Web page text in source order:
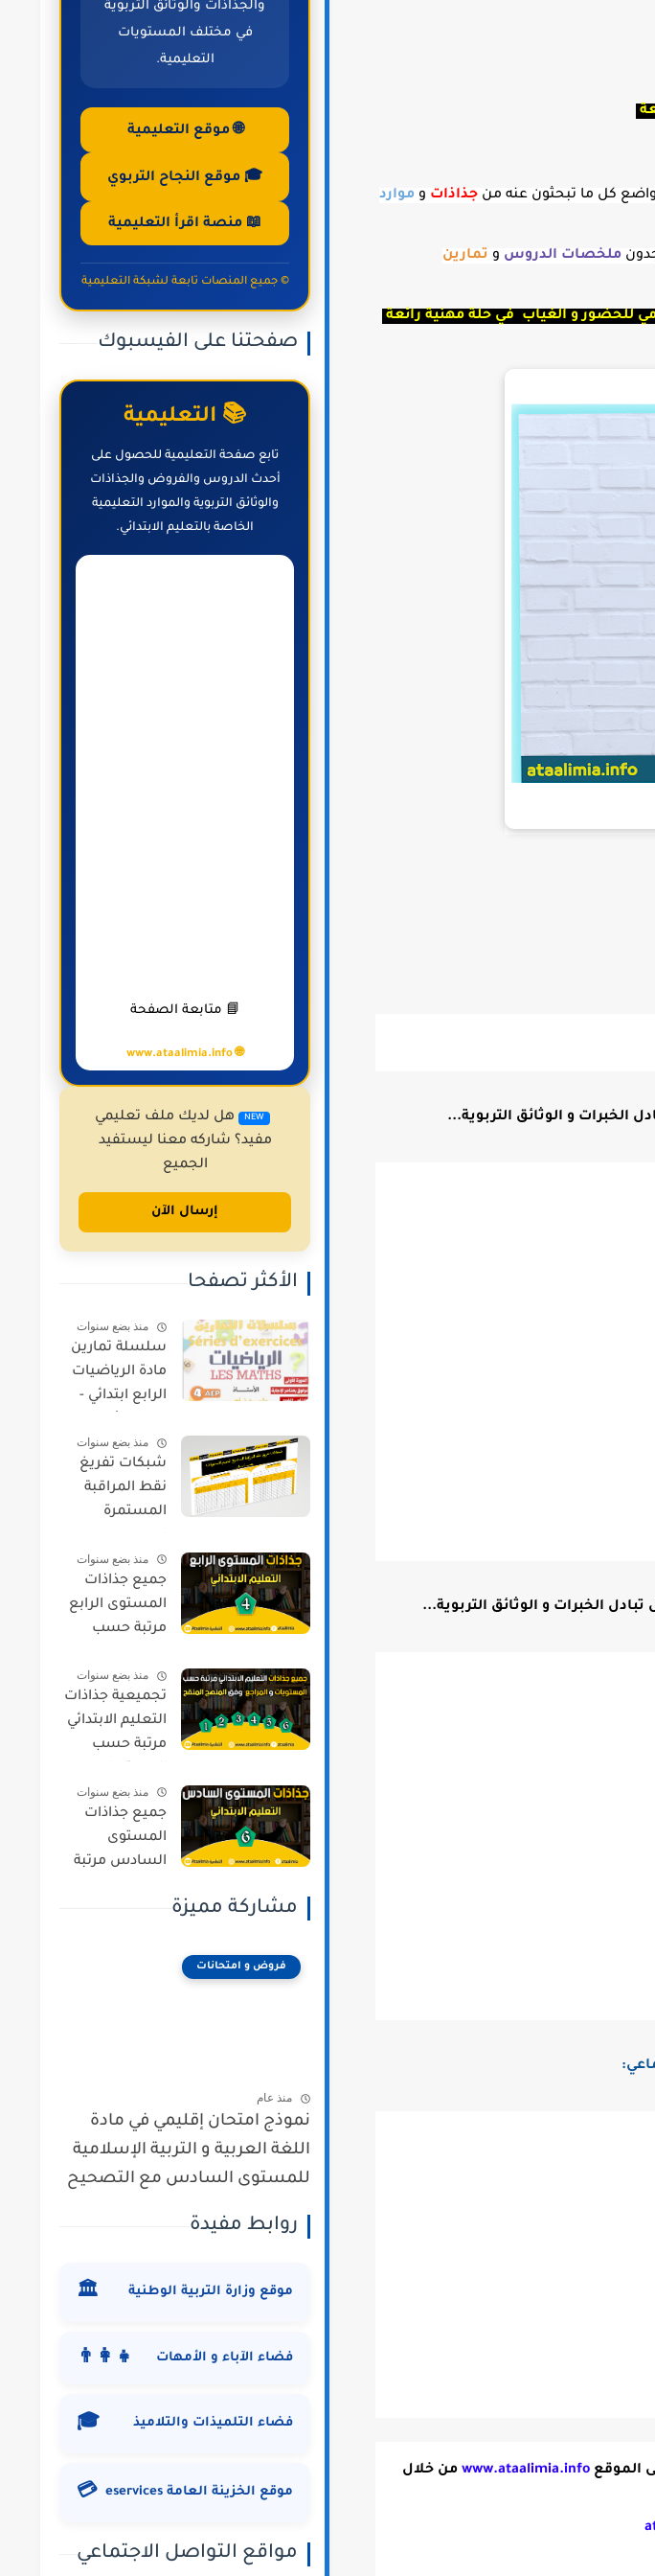
كل ما تبحثون عنه من جذاذات و موارد
ملخصات الدروس و تمارين
للحضور و الغياب في حلة مهنية رائعة
الخبرات و الوثائق التربوية...
الخبرات و الوثائق التربوية...
الموقع www.ataalimia.info من خلال
والجذاذات والوثائق التربوية
في مختلف المستويات
التعليمية.
🌐 موقع التعليمية
🎓 موقع النجاح التربوي
📖 منصة اقرأ التعليمية
© جميع المنصات تابعة لشبكة التعليمية
صفحتنا على الفيسبوك
📚 التعليمية
تابع صفحة التعليمية للحصول على
أحدث الدروس والفروض والجذاذات
والوثائق التربوية والموارد التعليمية
الخاصة بالتعليم الابتدائي.
📘 متابعة الصفحة
🌐 www.ataalimia.info
NEW
هل لديك ملف تعليمي
مفيد؟ شاركه معنا ليستفيد
الجميع
إرسال الآن
الأكثر تصفحا
منذ بضع سنوات
سلسلة تمارين
مادة الرياضيات
الرابع ابتدائي -
منذ بضع سنوات
شبكات تفريغ
نقط المراقبة
المستمرة
المستويات
حسب مسار
منذ بضع سنوات
جميع جذاذات
المستوى الرابع
مرتبة حسب
2021/2022
منذ بضع سنوات
تجميعية جذاذات
التعليم الابتدائي
مرتبة حسب
المراجع وفق
المنهج المنقح
منذ بضع سنوات
جميع جذاذات
المستوى
السادس مرتبة
مشاركة مميزة
فروض و امتحانات
منذ عام
نموذج امتحان إقليمي في مادة
اللغة العربية و التربية الإسلامية
للمستوى السادس مع التصحيح
روابط مفيدة
موقع وزارة التربية الوطنية 🏛️
فضاء الآباء و الأمهات 👨‍👩‍👧
فضاء التلميذات والتلاميذ 🎓
موقع الخزينة العامة eservices 💳
مواقع التواصل الاجتماعي